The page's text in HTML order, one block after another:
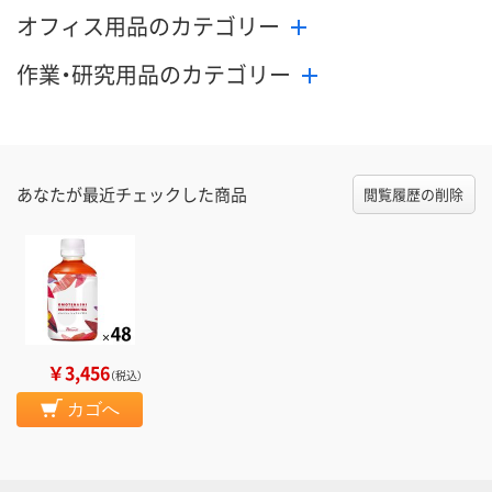
オフィス用品のカテゴリー
作業・研究用品のカテゴリー
あなたが最近チェックした商品 閲覧履歴の削除
￥3,456（税込）
カゴへ